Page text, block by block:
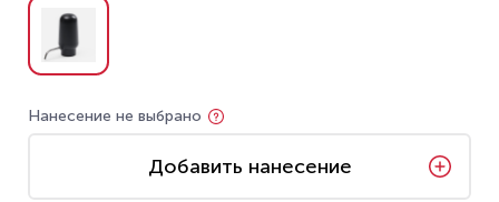
Нанесение не выбрано
Добавить нанесение